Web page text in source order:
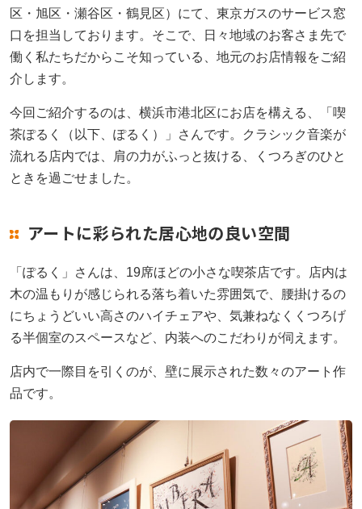
区・旭区・瀬谷区・鶴見区）にて、東京ガスのサービス窓
口を担当しております。そこで、日々地域のお客さま先で
働く私たちだからこそ知っている、地元のお店情報をご紹
介します。
今回ご紹介するのは、横浜市港北区にお店を構える、「喫
茶ぽるく（以下、ぽるく）」さんです。クラシック音楽が
流れる店内では、肩の力がふっと抜ける、くつろぎのひと
ときを過ごせました。
アートに彩られた居心地の良い空間
「ぽるく」さんは、19席ほどの小さな喫茶店です。店内は
木の温もりが感じられる落ち着いた雰囲気で、腰掛けるの
にちょうどいい高さのハイチェアや、気兼ねなくくつろげ
る半個室のスペースなど、内装へのこだわりが伺えます。
店内で一際目を引くのが、壁に展示された数々のアート作
品です。